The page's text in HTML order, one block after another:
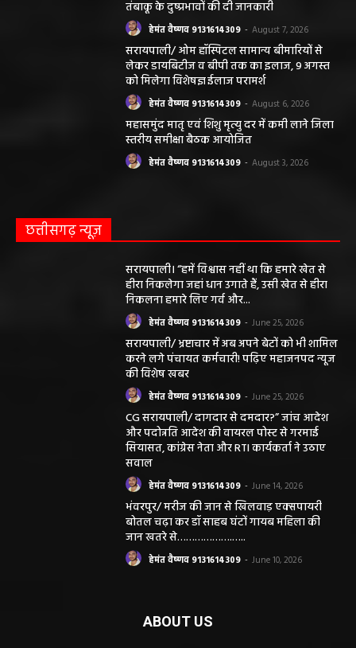
तंबाकू के दुष्प्रभावों की दी जानकारी
हेमंत वैष्णव 9131614309 - August 7, 2026
सरायपाली/ ओम हॉस्पिटल सामान्य बीमारियों से
लेकर डायबिटीज व बीपी तक का इलाज, 9 अगस्त
को मिलेगा विशेषज्ञ ईलाज परामर्श
हेमंत वैष्णव 9131614309 - August 6, 2026
महासमुंद मातृ एवं शिशु मृत्यु दर में कमी लाने जिला
स्तरीय समीक्षा बैठक आयोजित
हेमंत वैष्णव 9131614309 - August 3, 2026
छत्तीसगढ़ न्यूज़
सरायपाली। “हमें विश्वास नहीं था कि हमारे खेत से
हीरा निकलेगा जहां धान उगाते हैं, उसी खेत से हीरा
निकलना हमारे लिए गर्व और...
हेमंत वैष्णव 9131614309 - June 25, 2026
सरायपाली/ भ्रष्टाचार में अब अपने बेटों को भी शामिल
करने लगे पंचायत कर्मचारी! पढ़िए महाजनपद न्यूज
की विशेष खबर
हेमंत वैष्णव 9131614309 - June 25, 2026
CG सरायपाली/ दागदार से दमदार?” जांच आदेश
और पदोन्नति आदेश की वायरल पोस्ट से गरमाई
सियासत, कांग्रेस नेता और RTI कार्यकर्ता ने उठाए
सवाल
हेमंत वैष्णव 9131614309 - June 14, 2026
भंवरपुर/ मरीज की जान से खिलवाड़ एक्सपायरी
बोतल चढ़ा कर डॉ साहब घंटों गायब महिला की
जान खतरे से……………….…..
हेमंत वैष्णव 9131614309 - June 10, 2026
ABOUT US